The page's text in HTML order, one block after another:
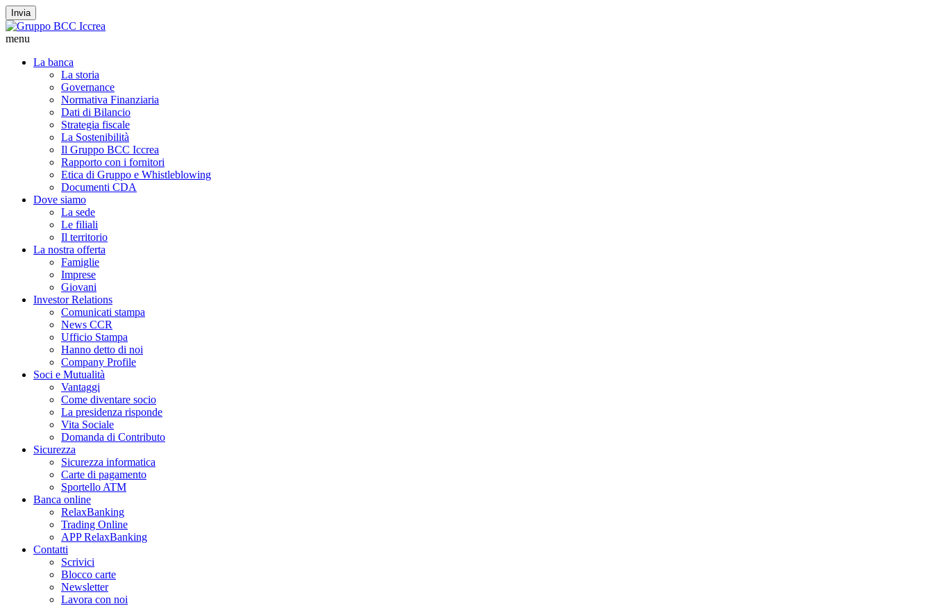
Invia
menu
La banca
La storia
Governance
Normativa Finanziaria
Dati di Bilancio
Strategia fiscale
La Sostenibilità
Il Gruppo BCC Iccrea
Rapporto con i fornitori
Etica di Gruppo e Whistleblowing
Documenti CDA
Dove siamo
La sede
Le filiali
Il territorio
La nostra offerta
Famiglie
Imprese
Giovani
Investor Relations
Comunicati stampa
News CCR
Ufficio Stampa
Hanno detto di noi
Company Profile
Soci e Mutualità
Vantaggi
Come diventare socio
La presidenza risponde
Vita Sociale
Domanda di Contributo
Sicurezza
Sicurezza informatica
Carte di pagamento
Sportello ATM
Banca online
RelaxBanking
Trading Online
APP RelaxBanking
Contatti
Scrivici
Blocco carte
Newsletter
Lavora con noi